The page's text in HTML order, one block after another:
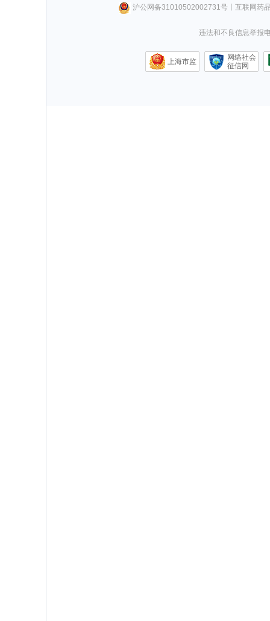
沪公网备31010502002731号丨 互联网药
违法和不良信息举报
上海市监
网络社会
征信网